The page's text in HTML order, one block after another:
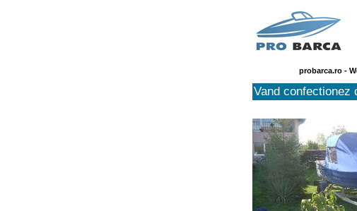
probarca.ro -
Vand confectionez